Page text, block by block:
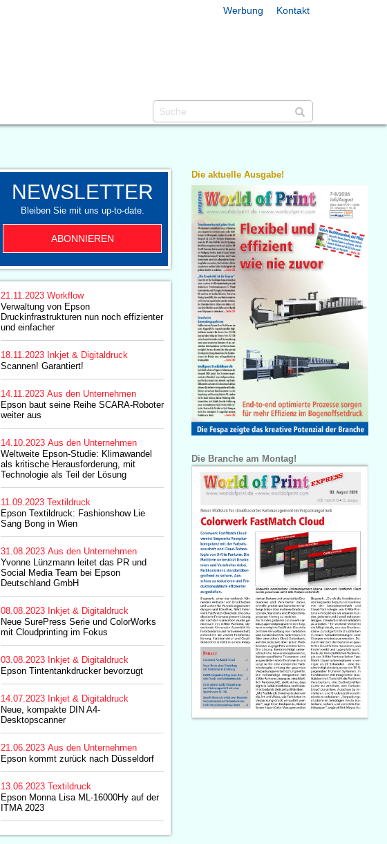
Werbung Kontakt
NEWSLETTER
Bleiben Sie mit uns up-to-date.
ABONNIEREN
21.11.2023 Workflow
Verwaltung von Epson
Druckinfrastrukturen nun noch effizienter
und einfacher
18.11.2023 Inkjet & Digitaldruck
Scannen! Garantiert!
14.11.2023 Aus den Unternehmen
Epson baut seine Reihe SCARA-Roboter
weiter aus
14.10.2023 Aus den Unternehmen
Weltweite Epson-Studie: Klimawandel
als kritische Herausforderung, mit
Technologie als Teil der Lösung
11.09.2023 Textildruck
Epson Textildruck: Fashionshow Lie
Sang Bong in Wien
31.08.2023 Aus den Unternehmen
Yvonne Lünzmann leitet das PR und
Social Media Team bei Epson
Deutschland GmbH
08.08.2023 Inkjet & Digitaldruck
Neue SurePress Serie und ColorWorks
mit Cloudprinting im Fokus
03.08.2023 Inkjet & Digitaldruck
Epson Tintentankdrucker bevorzugt
14.07.2023 Inkjet & Digitaldruck
Neue, kompakte DIN A4-
Desktopscanner
21.06.2023 Aus den Unternehmen
Epson kommt zurück nach Düsseldorf
13.06.2023 Textildruck
Epson Monna Lisa ML-16000Hy auf der
ITMA 2023
Die aktuelle Ausgabe!
Die Branche am Montag!